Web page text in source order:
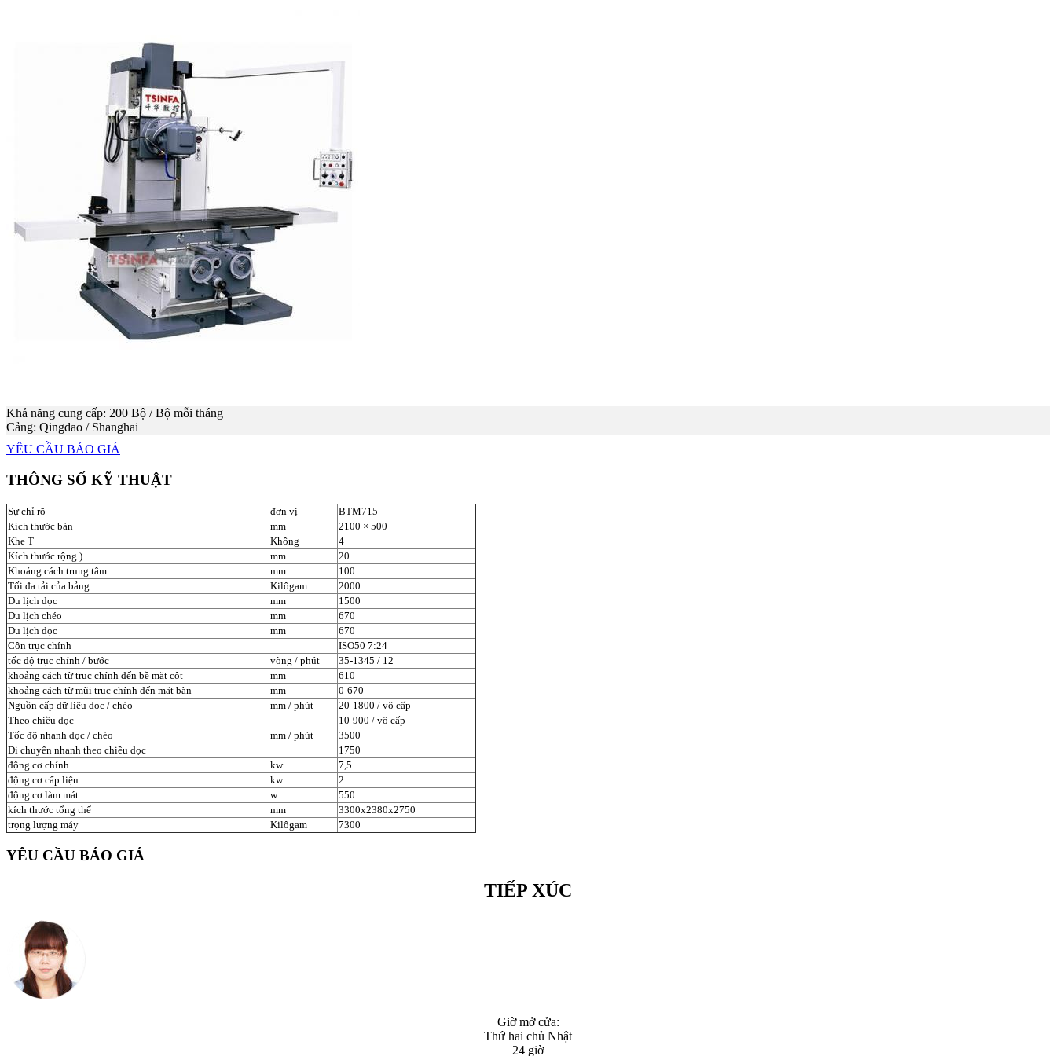
Khả năng cung cấp: 200 Bộ / Bộ mỗi tháng
Cảng: Qingdao / Shanghai
YÊU CẦU BÁO GIÁ
THÔNG SỐ KỸ THUẬT
Sự chỉ rõ đơn vị
BTM715
Kích thước bàn
mm
2100 × 500
Khe T
Không
4
Kích thước rộng )
mm
20
Khoảng cách trung tâm
mm
100
Tối đa tải của bảng
Kilôgam
2000
Du lịch dọc
mm
1500
Du lịch chéo
mm
670
Du lịch dọc
mm
670
Côn trục chính
ISO50 7:24
tốc độ trục chính / bước
vòng / phút
35-1345 / 12
khoảng cách từ trục chính đến bề mặt cột
mm
610
khoảng cách từ mũi trục chính đến mặt bàn
mm
0-670
Nguồn cấp dữ liệu dọc / chéo
mm / phút
20-1800 / vô cấp
Theo chiều dọc
10-900 / vô cấp
Tốc độ nhanh dọc / chéo
mm / phút
3500
Di chuyển nhanh theo chiều dọc
1750
động cơ chính
kw
7,5
động cơ cấp liệu
kw
2
động cơ làm mát
w
550
kích thước tổng thể
mm
3300x2380x2750
trọng lượng máy
Kilôgam 7300
YÊU CẦU BÁO GIÁ
TIẾP XÚC
Giờ mở cửa:
Thứ hai chủ Nhật
24 giờ